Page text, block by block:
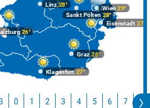
Graz26°
Klagenfurt 27°
Linz28°
26°
Wien 29°
Eisenstadt 27°
Sankt Pölten 28°
0 1 2 3 4 5 6 7 8